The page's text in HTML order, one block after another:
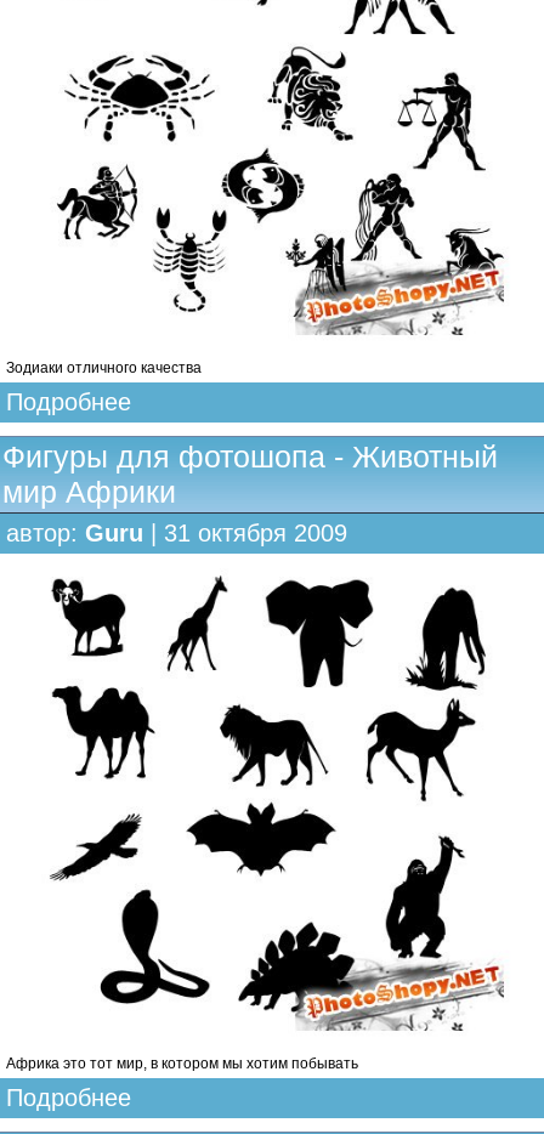
Зодиаки отличного качества
Подробнее
Фигуры для фотошопа - Животный
мир Африки
автор: Guru | 31 октября 2009
Африка это тот мир, в котором мы хотим побывать
Подробнее